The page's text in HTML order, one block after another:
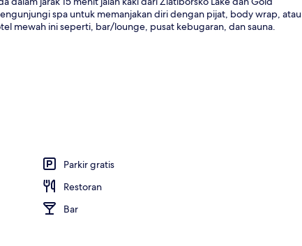
spa untuk memanjakan diri dengan pijat, body wrap, atau
mewah ini seperti, bar/lounge, pusat kebugaran, dan sauna.
Parkir gratis
Restoran
Bar